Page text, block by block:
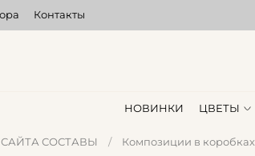
Контакты
НОВИНКИ ЦВЕТЫ
СОСТАВЫ Композиции в коробках